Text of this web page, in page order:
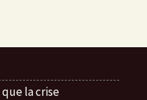
que la crise